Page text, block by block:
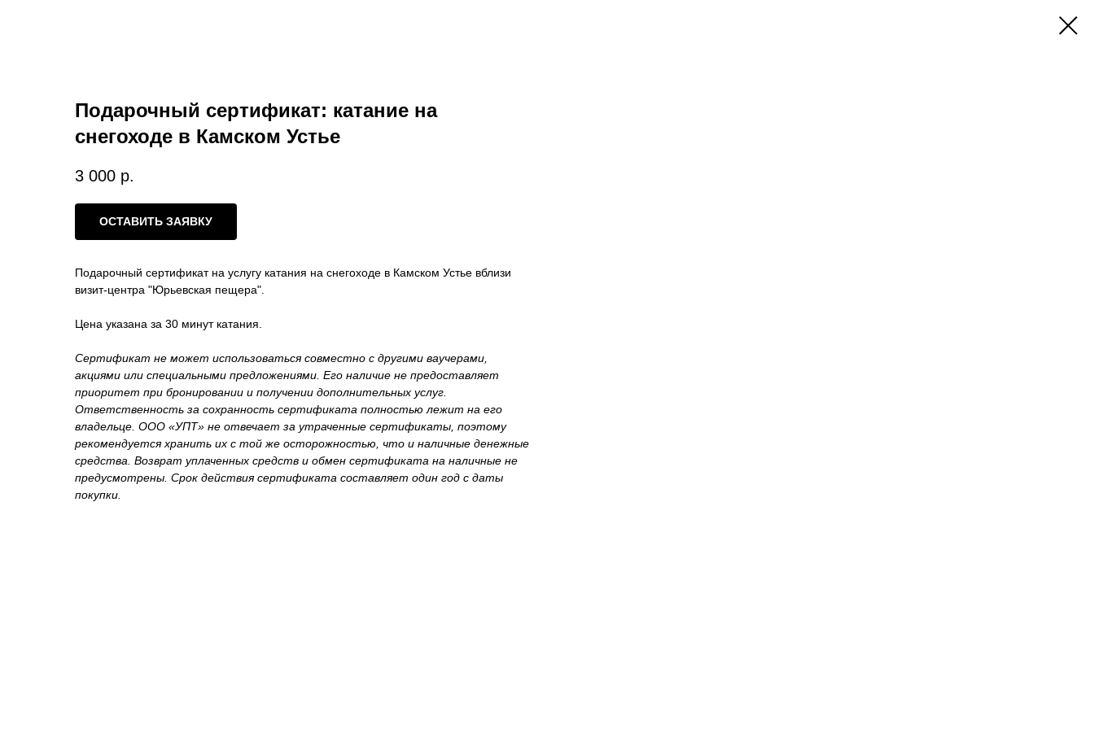
Подарочный сертификат: катание на
снегоходе в Камском Устье
3 000 р.
ОСТАВИТЬ ЗАЯВКУ
Подарочный сертификат на услугу катания на снегоходе в Камском Устье вблизи
визит-центра "Юрьевская пещера".
Цена указана за 30 минут катания.
Сертификат не может использоваться совместно с другими ваучерами,
акциями или специальными предложениями. Его наличие не предоставляет
приоритет при бронировании и получении дополнительных услуг.
Ответственность за сохранность сертификата полностью лежит на его
владельце. ООО «УПТ» не отвечает за утраченные сертификаты, поэтому
рекомендуется хранить их с той же осторожностью, что и наличные денежные
средства. Возврат уплаченных средств и обмен сертификата на наличные не
предусмотрены. Срок действия сертификата составляет один год с даты
покупки.